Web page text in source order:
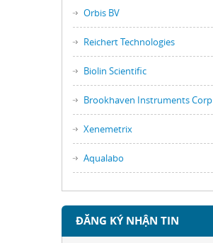
Orbis BV
Reichert Technologies
Biolin Scientific
Brookhaven Instruments Corp
Xenemetrix
Aqualabo
ĐĂNG KÝ NHẬN TIN